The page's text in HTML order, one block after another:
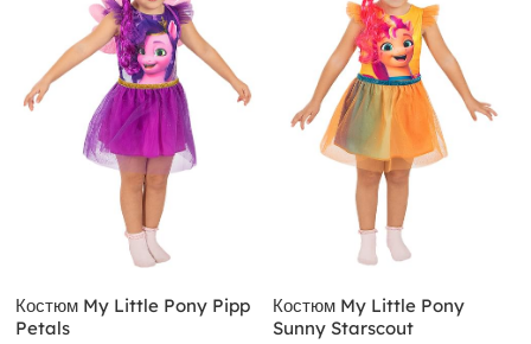
Костюм My Little Pony Pipp
Petals
Костюм My Little Pony
Sunny Starscout